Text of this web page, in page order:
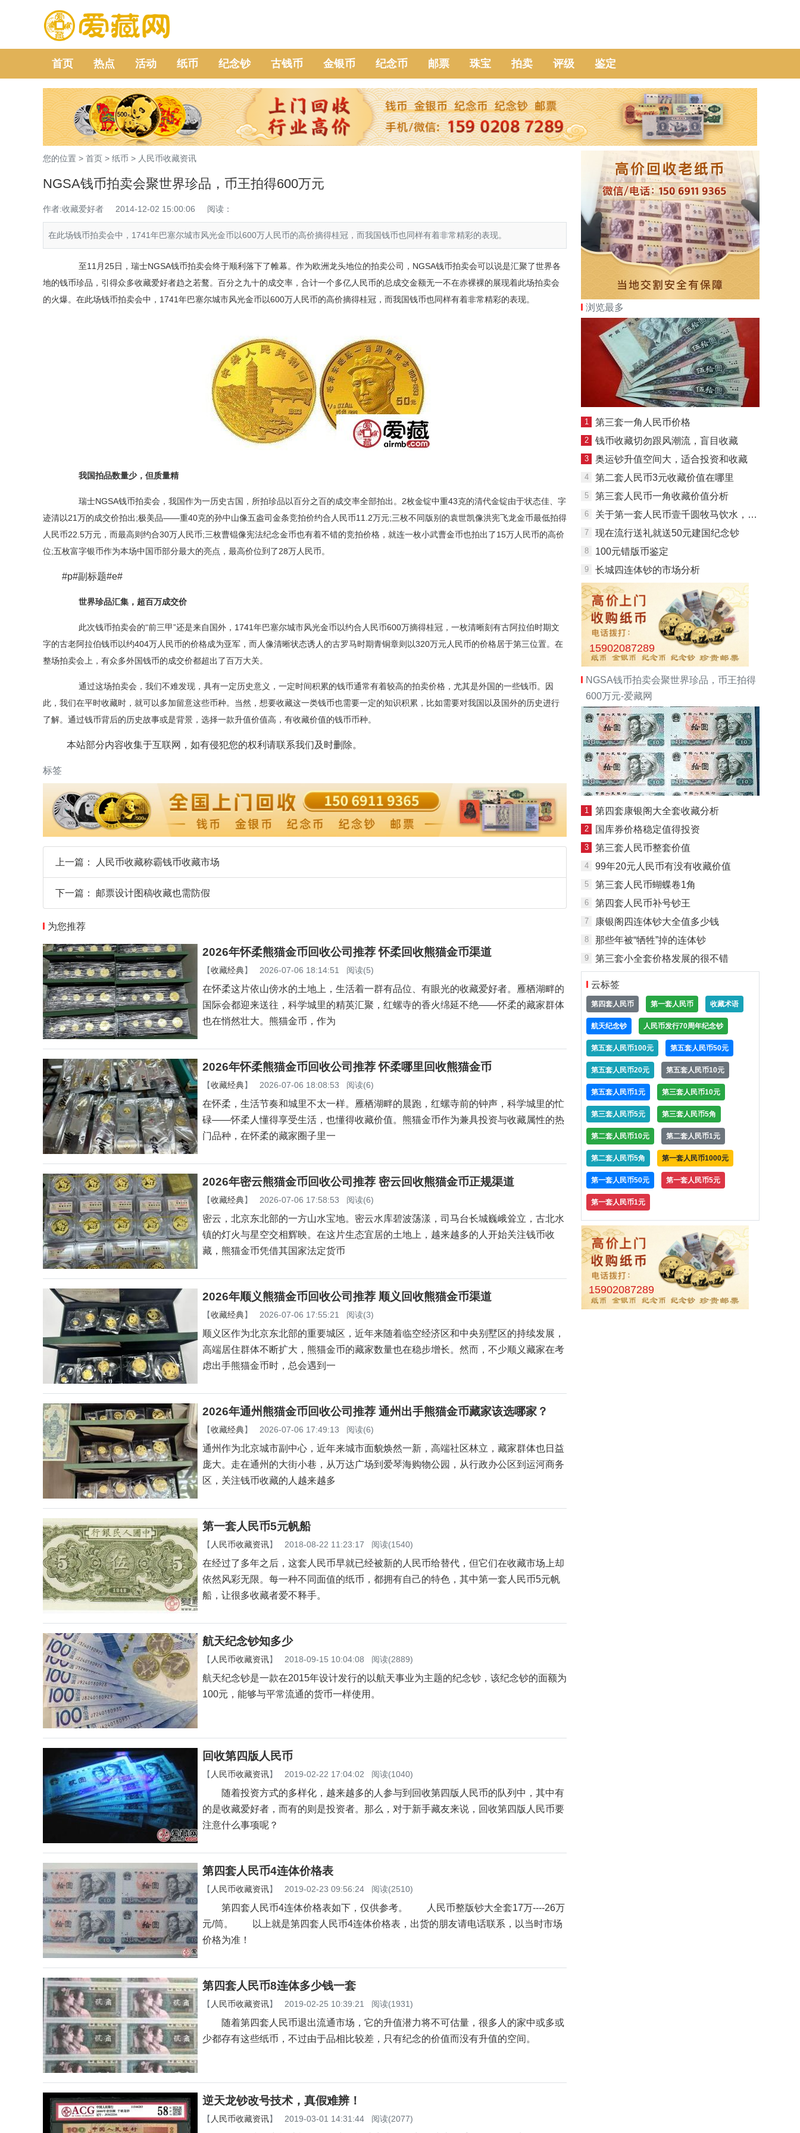
首页 热点 活动 纸币 纪念钞 古钱币 金银币 纪念币 邮票 珠宝 拍卖 评级 鉴定
您的位置 > 首页 > 纸币 > 人民币收藏资讯
NGSA钱币拍卖会聚世界珍品，币王拍得600万元
作者:收藏爱好者 2014-12-02 15:00:06 阅读：
在此场钱币拍卖会中，1741年巴塞尔城市风光金币以600万人民币的高价摘得桂冠，而我国钱币也同样有着非常精彩的表现。
至11月25日，瑞士NGSA钱币拍卖会终于顺利落下了帷幕。作为欧洲龙头地位的拍卖公司，NGSA钱币拍卖会可以说是汇聚了世界各
地的钱币珍品，引得众多收藏爱好者趋之若鹜。百分之九十的成交率，合计一个多亿人民币的总成交金额无一不在赤裸裸的展现着此场拍卖会
的火爆。在此场钱币拍卖会中，1741年巴塞尔城市风光金币以600万人民币的高价摘得桂冠，而我国钱币也同样有着非常精彩的表现。
我国拍品数量少，但质量精
瑞士NGSA钱币拍卖会，我国作为一历史古国，所拍珍品以百分之百的成交率全部拍出。2枚金锭中重43克的清代金锭由于状态佳、字
迹清以21万的成交价拍出;极美品——重40克的孙中山像五盎司金条竞拍价约合人民币11.2万元;三枚不同版别的袁世凯像洪宪飞龙金币最低拍得
人民币22.5万元，而最高则约合30万人民币;三枚曹锟像宪法纪念金币也有着不错的竞拍价格，就连一枚小武曹金币也拍出了15万人民币的高价
位;五枚富字银币作为本场中国币部分最大的亮点，最高价位到了28万人民币。
#p#副标题#e#
世界珍品汇集，超百万成交价
此次钱币拍卖会的“前三甲”还是来自国外，1741年巴塞尔城市风光金币以约合人民币600万摘得桂冠，一枚清晰刻有古阿拉伯时期文
字的古老阿拉伯钱币以约404万人民币的价格成为亚军，而人像清晰状态诱人的古罗马时期青铜章则以320万元人民币的价格居于第三位置。在
整场拍卖会上，有众多外国钱币的成交价都超出了百万大关。
通过这场拍卖会，我们不难发现，具有一定历史意义，一定时间积累的钱币通常有着较高的拍卖价格，尤其是外国的一些钱币。因
此，我们在平时收藏时，就可以多加留意这些币种。当然，想要收藏这一类钱币也需要一定的知识积累，比如需要对我国以及国外的历史进行
了解。通过钱币背后的历史故事或是背景，选择一款升值价值高，有收藏价值的钱币币种。
本站部分内容收集于互联网，如有侵犯您的权利请联系我们及时删除。
标签
上一篇： 人民币收藏称霸钱币收藏市场
下一篇： 邮票设计图稿收藏也需防假
为您推荐
2026年怀柔熊猫金币回收公司推荐 怀柔回收熊猫金币渠道
【收藏经典】 2026-07-06 18:14:51 阅读(5)
在怀柔这片依山傍水的土地上，生活着一群有品位、有眼光的收藏爱好者。雁栖湖畔的
国际会都迎来送往，科学城里的精英汇聚，红螺寺的香火绵延不绝——怀柔的藏家群体
也在悄然壮大。熊猫金币，作为
2026年怀柔熊猫金币回收公司推荐 怀柔哪里回收熊猫金币
【收藏经典】 2026-07-06 18:08:53 阅读(6)
在怀柔，生活节奏和城里不太一样。雁栖湖畔的晨跑，红螺寺前的钟声，科学城里的忙
碌——怀柔人懂得享受生活，也懂得收藏价值。熊猫金币作为兼具投资与收藏属性的热
门品种，在怀柔的藏家圈子里一
2026年密云熊猫金币回收公司推荐 密云回收熊猫金币正规渠道
【收藏经典】 2026-07-06 17:58:53 阅读(6)
密云，北京东北部的一方山水宝地。密云水库碧波荡漾，司马台长城巍峨耸立，古北水
镇的灯火与星空交相辉映。在这片生态宜居的土地上，越来越多的人开始关注钱币收
藏，熊猫金币凭借其国家法定货币
2026年顺义熊猫金币回收公司推荐 顺义回收熊猫金币渠道
【收藏经典】 2026-07-06 17:55:21 阅读(3)
顺义区作为北京东北部的重要城区，近年来随着临空经济区和中央别墅区的持续发展，
高端居住群体不断扩大，熊猫金币的藏家数量也在稳步增长。然而，不少顺义藏家在考
虑出手熊猫金币时，总会遇到一
2026年通州熊猫金币回收公司推荐 通州出手熊猫金币藏家该选哪家？
【收藏经典】 2026-07-06 17:49:13 阅读(6)
通州作为北京城市副中心，近年来城市面貌焕然一新，高端社区林立，藏家群体也日益
庞大。走在通州的大街小巷，从万达广场到爱琴海购物公园，从行政办公区到运河商务
区，关注钱币收藏的人越来越多
第一套人民币5元帆船
【 人民币收藏资讯】 2018-08-22 11:23:17 阅读(1540)
在经过了多年之后，这套人民币早就已经被新的人民币给替代，但它们在收藏市场上却
依然风彩无限。每一种不同面值的纸币，都拥有自己的特色，其中第一套人民币5元帆
船，让很多收藏者爱不释手。
航天纪念钞知多少
【 人民币收藏资讯】 2018-09-15 10:04:08 阅读(2889)
航天纪念钞是一款在2015年设计发行的以航天事业为主题的纪念钞，该纪念钞的面额为
100元，能够与平常流通的货币一样使用。
回收第四版人民币
【 人民币收藏资讯】 2019-02-22 17:04:02 阅读(1040)
随着投资方式的多样化，越来越多的人参与到回收第四版人民币的队列中，其中有
的是收藏爱好者，而有的则是投资者。那么，对于新手藏友来说，回收第四版人民币要
注意什么事项呢？
第四套人民币4连体价格表
【 人民币收藏资讯】 2019-02-23 09:56:24 阅读(2510)
第四套人民币4连体价格表如下，仅供参考。 人民币整版钞大全套17万----26万
元/筒。 以上就是第四套人民币4连体价格表，出货的朋友请电话联系，以当时市场
价格为准！
第四套人民币8连体多少钱一套
【 人民币收藏资讯】 2019-02-25 10:39:21 阅读(1931)
随着第四套人民币退出流通市场，它的升值潜力将不可估量，很多人的家中或多或
少都存有这些纸币，不过由于品相比较差，只有纪念的价值而没有升值的空间。
逆天龙钞改号技术，真假难辨！
【 人民币收藏资讯】 2019-03-01 14:31:44 阅读(2077)
浏览最多
1 第三套一角人民币价格
2 钱币收藏切勿跟风潮流，盲目收藏
3 奥运钞升值空间大，适合投资和收藏
4 第二套人民币3元收藏价值在哪里
5 第三套人民币一角收藏价值分析
6 关于第一套人民币壹千圆牧马饮水，你了解多少
7 现在流行送礼就送50元建国纪念钞
8 100元错版币鉴定
9 长城四连体钞的市场分析
15902087289
NGSA钱币拍卖会聚世界珍品，币王拍得
600万元-爱藏网
1 第四套康银阁大全套收藏分析
2 国库券价格稳定值得投资
3 第三套人民币整套价值
4 99年20元人民币有没有收藏价值
5 第三套人民币蝴蝶卷1角
6 第四套人民币补号钞王
7 康银阁四连体钞大全值多少钱
8 那些年被“牺牲”掉的连体钞
9 第三套小全套价格发展的很不错
云标签
第四套人民币 第一套人民币 收藏术语
航天纪念钞 人民币发行70周年纪念钞
第五套人民币100元 第五套人民币50元
第五套人民币20元 第五套人民币10元
第五套人民币1元 第三套人民币10元
第三套人民币5元 第三套人民币5角
第二套人民币10元 第二套人民币1元
第二套人民币5角 第一套人民币1000元
第一套人民币50元 第一套人民币5元
第一套人民币1元
15902087289